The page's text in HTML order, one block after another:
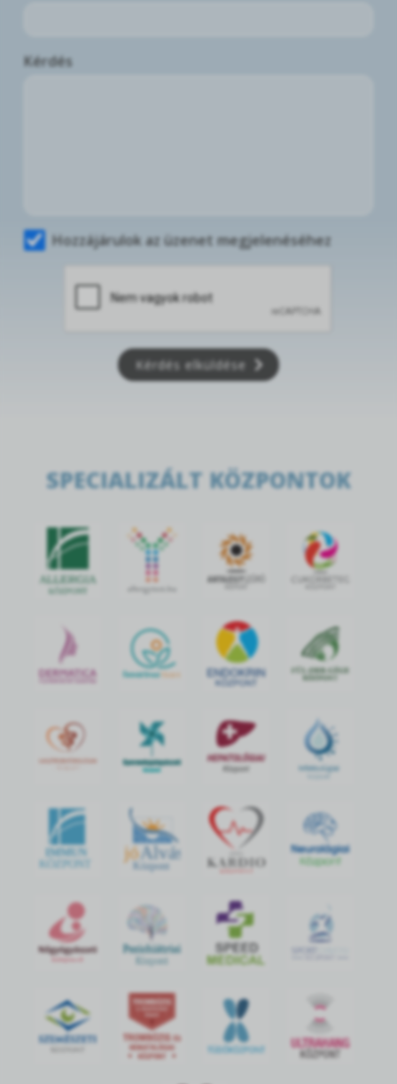
Kérdés
Hozzájárulok az üzenet megjelenéséhez
Kérdés elküldése
SPECIALIZÁLT KÖZPONTOK
IMMUN
KÖZPONT
jó Alvás
Központ